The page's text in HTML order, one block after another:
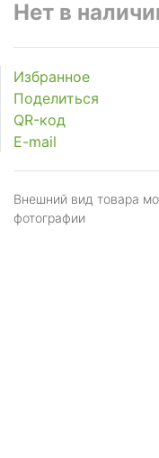
Нет в
Избранное
Поделиться
QR-код
E-mail
Внешний вид товара
фотографии